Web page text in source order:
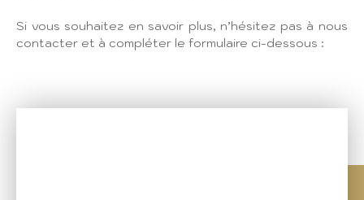
Si vous souhaitez en savoir plus, n’hésitez pas à nous
contacter et à compléter le formulaire ci-dessous :